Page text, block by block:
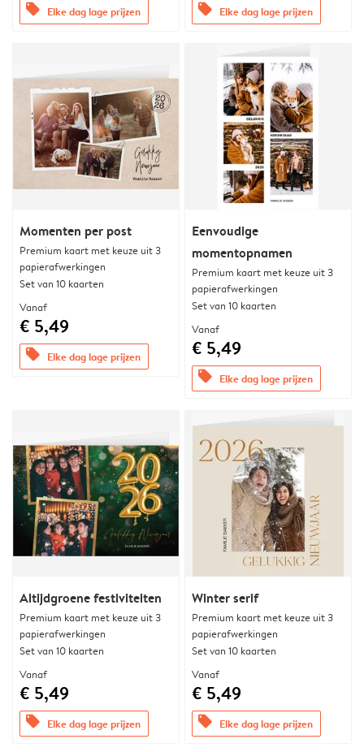
offers Elke dag lage prijzen offers Elke dag lage prijzen
Momenten per post
Premium kaart met keuze uit 3
papierafwerkingen
Set van 10 kaarten
Vanaf
€ 5,49
offers Elke dag lage prijzen
Eenvoudige
momentopnamen
Premium kaart met keuze uit 3
papierafwerkingen
Set van 10 kaarten
Vanaf
€ 5,49
offers Elke dag lage prijzen
Altijdgroene festiviteiten
Premium kaart met keuze uit 3
papierafwerkingen
Set van 10 kaarten
Vanaf
€ 5,49
offers Elke dag lage prijzen
Winter serif
Premium kaart met keuze uit 3
papierafwerkingen
Set van 10 kaarten
Vanaf
€ 5,49
offers Elke dag lage prijzen